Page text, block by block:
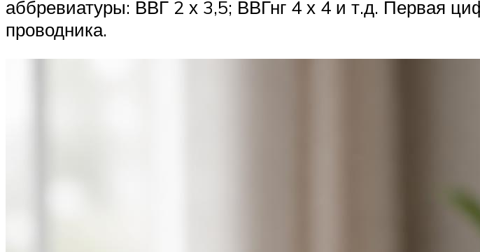
аббревиатуры: ВВГ 2 х 3,5; ВВГнг 4 х 4 и т.д. Первая
проводника.